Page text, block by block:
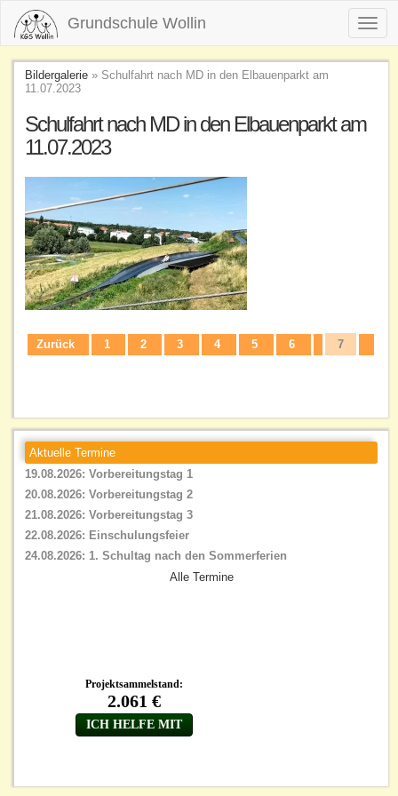
Grundschule Wollin
Bildergalerie » Schulfahrt nach MD in den Elbauenparkt am
11.07.2023
Schulfahrt nach MD in den Elbauenparkt am
11.07.2023
Zurück 1 2 3 4 5 6 7
Aktuelle Termine
19.08.2026: Vorbereitungstag 1
20.08.2026: Vorbereitungstag 2
21.08.2026: Vorbereitungstag 3
22.08.2026: Einschulungsfeier
24.08.2026: 1. Schultag nach den Sommerferien
Alle Termine